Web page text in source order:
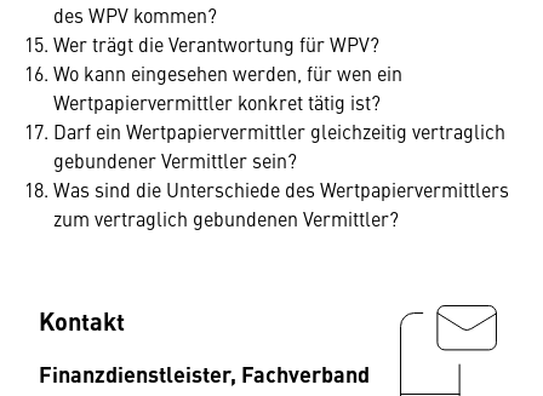
des WPV kommen?
Wer trägt die Verantwortung für WPV?
Wo kann eingesehen werden, für wen ein
Wertpapiervermittler konkret tätig ist?
Darf ein Wertpapiervermittler gleichzeitig vertraglich
gebundener Vermittler sein?
Was sind die Unterschiede des Wertpapiervermittlers
zum vertraglich gebundenen Vermittler?
Kontakt
Finanzdienstleister, Fachverband